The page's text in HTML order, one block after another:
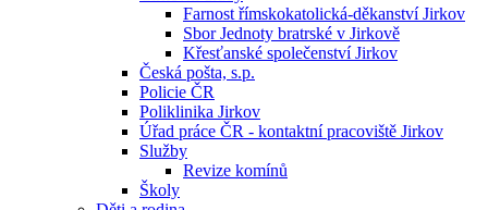
Farnost římskokatolická-děkanství Jirkov
Sbor Jednoty bratrské v Jirkově
Křesťanské společenství Jirkov
Česká pošta, s.p.
Policie ČR
Poliklinika Jirkov
Úřad práce ČR - kontaktní pracoviště Jirkov
Služby
Revize komínů
Školy